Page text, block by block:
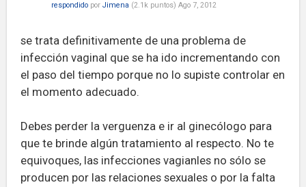
respondido por Jimena (2.1k puntos) Ago 7, 2012
se trata definitivamente de una problema de
infección vaginal que se ha ido incrementando con
el paso del tiempo porque no lo supiste controlar en
el momento adecuado.
Debes perder la verguenza e ir al ginecólogo para
que te brinde algún tratamiento al respecto. No te
equivoques, las infecciones vagianles no sólo se
producen por las relaciones sexuales o por la falta